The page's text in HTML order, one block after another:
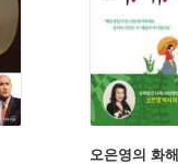
오은영의 화해